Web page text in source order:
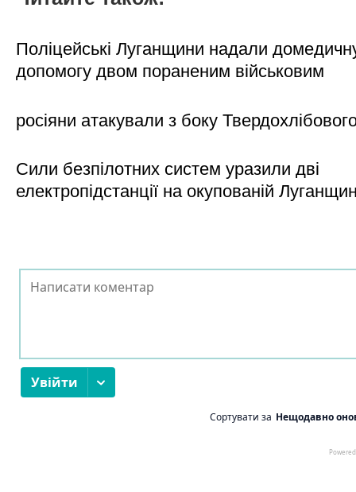
Поліцейські Луганщини надали
допомогу двом пораненим військовим
росіяни атакували з боку
Сили безпілотних систем уразили дві
електропідстанції на окупованій